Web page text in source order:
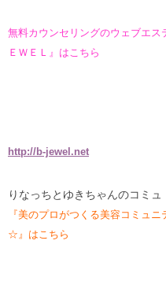
無料カウンセリングのウェブエ
ＥＷＥＬ』はこちら
http://b-jewel.net
りなっちとゆきちゃんのコミュ
『美のプロがつくる美容コミュ
☆』はこちら